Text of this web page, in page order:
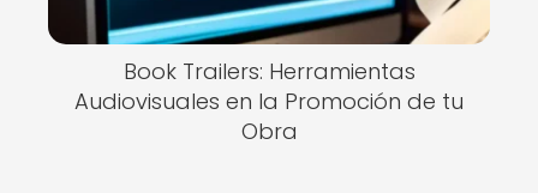
Book Trailers: Herramientas
Audiovisuales en la Promoción de tu
Obra